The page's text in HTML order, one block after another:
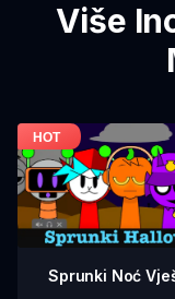
Više
Sprunki Noć